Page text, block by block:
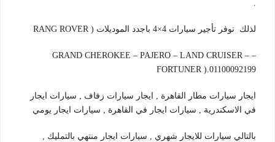
.
لذلك نوفر تأجير سيارات 4×4 باجدد الموديلات ( RANG ROVER
– GRAND CHEROKEE – PAJERO – LAND CRUISER –
FORTUNER ).01100092199
ايجار سيارات مطار القاهرة , ايجار سيارات زفاف , سيارات ايجار
في الاسكندرية , سيارات ايجار في القاهرة , سيارات ايجار يومي
بالتالي سيارات للايجار شهري , سيارات ايجار منتهي بالتمليك ,